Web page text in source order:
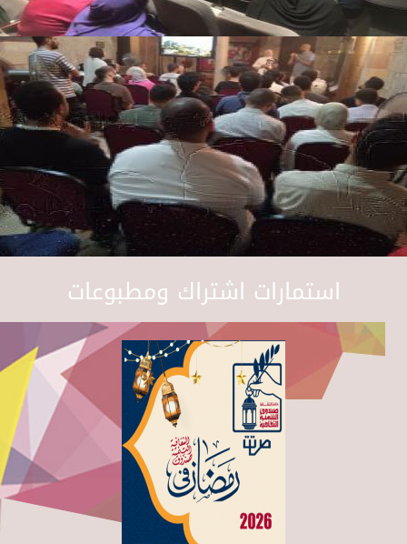
استمارات اشتراك ومطبوعات